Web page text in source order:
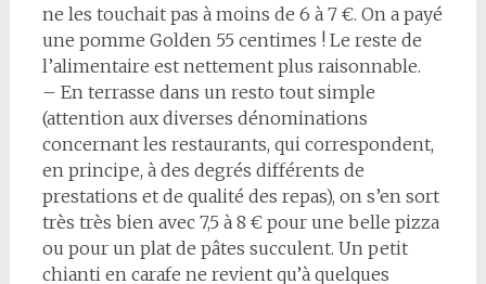
ne les touchait pas à moins de 6 à 7 €. On a payé
une pomme Golden 55 centimes ! Le reste de
l’alimentaire est nettement plus raisonnable.
– En terrasse dans un resto tout simple
(attention aux diverses dénominations
concernant les restaurants, qui correspondent,
en principe, à des degrés différents de
prestations et de qualité des repas), on s’en sort
très très bien avec 7,5 à 8 € pour une belle pizza
ou pour un plat de pâtes succulent. Un petit
chianti en carafe ne revient qu’à quelques